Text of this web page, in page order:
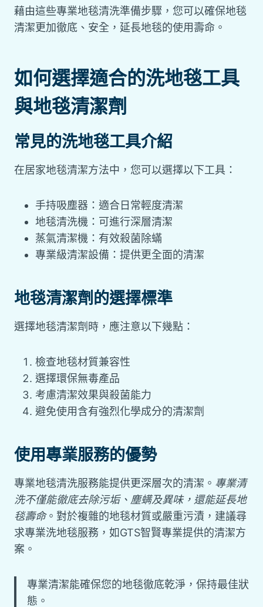
藉由這些專業地毯清洗準備步驟，您可以確保地毯
清潔更加徹底、安全，延長地毯的使用壽命。
如何選擇適合的洗地毯工具
與地毯清潔劑
常見的洗地毯工具介紹
在居家地毯清潔方法中，您可以選擇以下工具：
手持吸塵器：適合日常輕度清潔
地毯清洗機：可進行深層清潔
蒸氣清潔機：有效殺菌除蟎
專業級清潔設備：提供更全面的清潔
地毯清潔劑的選擇標準
選擇地毯清潔劑時，應注意以下幾點：
檢查地毯材質兼容性
選擇環保無毒產品
考慮清潔效果與殺菌能力
避免使用含有強烈化學成分的清潔劑
使用專業服務的優勢
專業地毯清洗服務能提供更深層次的清潔。 專業清
洗不僅能徹底去除污垢、塵螨及異味，還能延長地
毯壽命。對於複雜的地毯材質或嚴重污漬，建議尋
求專業洗地毯服務，如GTS智賢專業提供的清潔方
案。
專業清潔能確保您的地毯徹底乾淨，保持最佳狀
態。